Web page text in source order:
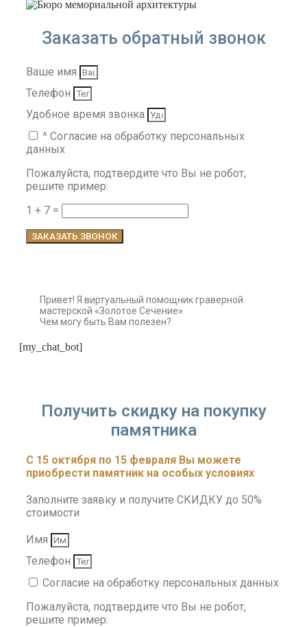
Заказать обратный звонок
Ваше имя
Телефон
Удобное время звонка
^ Согласие на обработку персональных
данных
Пожалуйста, подтвердите что Вы не робот,
решите пример:
1 + 7 =
ЗАКАЗАТЬ ЗВОНОК
Привет! Я виртуальный помощник граверной
мастерской «Золотое Сечение».
Чем могу быть Вам полезен?
[my_chat_bot]
Получить скидку на покупку
памятника
С 15 октября по 15 февраля Вы можете
приобрести памятник на особых условиях
Заполните заявку и получите СКИДКУ до 50%
стоимости
Имя
Телефон
Согласие на обработку персональных данных
Пожалуйста, подтвердите что Вы не робот,
решите пример: